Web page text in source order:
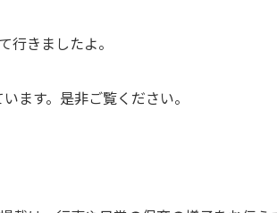
行きましたよ。
ます。是非ご覧ください。